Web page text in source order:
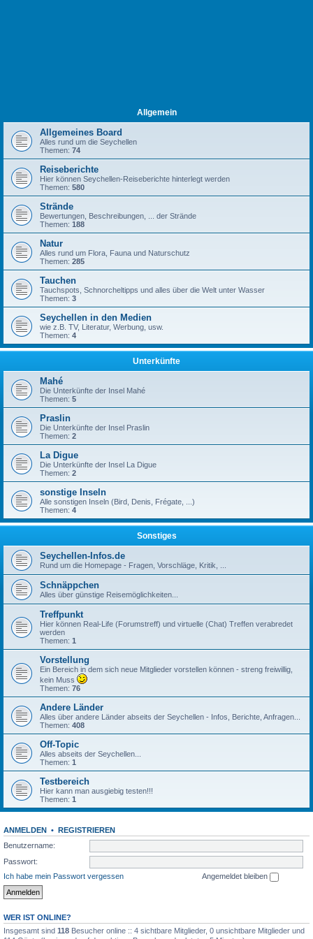
Allgemein
Allgemeines Board
Alles rund um die Seychellen
Themen: 74
Reiseberichte
Hier können Seychellen-Reiseberichte hinterlegt werden
Themen: 580
Strände
Bewertungen, Beschreibungen, ... der Strände
Themen: 188
Natur
Alles rund um Flora, Fauna und Naturschutz
Themen: 285
Tauchen
Tauchspots, Schnorcheltipps und alles über die Welt unter Wasser
Themen: 3
Seychellen in den Medien
wie z.B. TV, Literatur, Werbung, usw.
Themen: 4
Unterkünfte
Mahé
Die Unterkünfte der Insel Mahé
Themen: 5
Praslin
Die Unterkünfte der Insel Praslin
Themen: 2
La Digue
Die Unterkünfte der Insel La Digue
Themen: 2
sonstige Inseln
Alle sonstigen Inseln (Bird, Denis, Frégate, ...)
Themen: 4
Sonstiges
Seychellen-Infos.de
Rund um die Homepage - Fragen, Vorschläge, Kritik, ...
Schnäppchen
Alles über günstige Reisemöglichkeiten...
Treffpunkt
Hier können Real-Life (Forumstreff) und virtuelle (Chat) Treffen verabredet
werden
Themen: 1
Vorstellung
Ein Bereich in dem sich neue Mitglieder vorstellen können - streng freiwillig,
kein Muss
Themen: 76
Andere Länder
Alles über andere Länder abseits der Seychellen - Infos, Berichte, Anfragen...
Themen: 408
Off-Topic
Alles abseits der Seychellen...
Themen: 1
Testbereich
Hier kann man ausgiebig testen!!!
Themen: 1
ANMELDEN • REGISTRIEREN
Benutzername:
Passwort:
Ich habe mein Passwort vergessen
Angemeldet bleiben
WER IST ONLINE?
Insgesamt sind 118 Besucher online :: 4 sichtbare Mitglieder, 0 unsichtbare Mitglieder und